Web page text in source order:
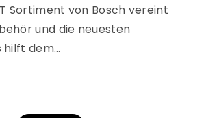
Sortiment von Bosch vereint
und die neuesten
hilft dem…